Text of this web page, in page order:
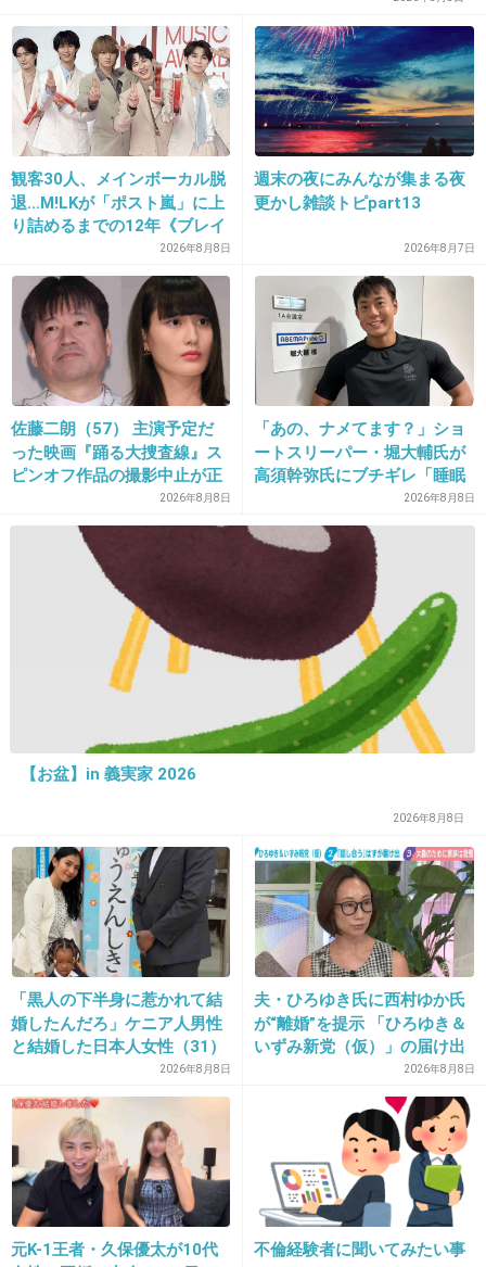
27. 匿名 2026/07/08(水) 18:27:22
真面目に生きてきた人間が身勝手な奴のせいで
人生終わらされる
やりきれない
+14
28. 匿名 2026/07/08(水) 18:29:27
>>19
よくそんな事言えるね。
北大なんか、難しくて普通の勉強じゃいけない
よ…
どれほど努力家だったか、
考えるだけで悲しい
1件の返信
2026/07/08(水) 18:31:27
ひどいね、何人こんな目に遭ってるの。
いい加減にしてほしい。
しかも外国人に至ってはもっと軽いし。
人のためになりたいと思っている若い人、かな
り犠牲になっているのにこんなゴミを税金で食
わして、あっという間にシャバに出られるなん
て、私なら仇をとる。
2026/07/08(水) 18:36:02
>>2
日本の司法はクソ司法だから
1件の返信
+6 -2
観客30人、メインボーカル脱
退…M!LKが「ポスト嵐」に上
り詰めるまでの12年《ブレイ
2026年8月8日
週末の夜にみんなが集まる夜
更かし雑談トピpart13
2026年8月7日
佐藤二朗（57） 主演予定だ
った映画『踊る大捜査線』ス
ピンオフ作品の撮影中止が正
2026年8月8日
「あの、ナメてます？」ショ
ートスリーパー・堀大輔氏が
高須幹弥氏にブチギレ「睡眠
不足の人＝キレやすい」SNS
で物議
2026年8月8日
【お盆】in 義実家 2026
2026年8月8日
「黒人の下半身に惹かれて結
婚したんだろ」ケニア人男性
と結婚した日本人女性（31）
に“誹謗中傷”殺到…本人が語
る、日本で感じる“外国人差
別”のリアル
2026年8月8日
夫・ひろゆき氏に西村ゆか氏
が“離婚”を提示 「ひろゆき＆
いずみ新党（仮）」の届け出
を知らされず激怒「信頼関係
が保てない状態で夫婦を続け
るのは無理」
2026年8月8日
元K-1王者・久保優太が10代
不倫経験者に聞いてみたい事